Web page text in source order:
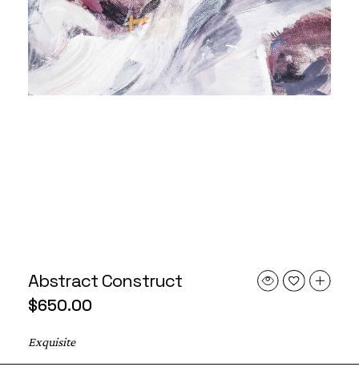
Abstract Construct
$650.00
Exquisite